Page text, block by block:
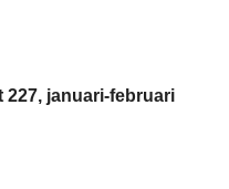
227, januari-februari